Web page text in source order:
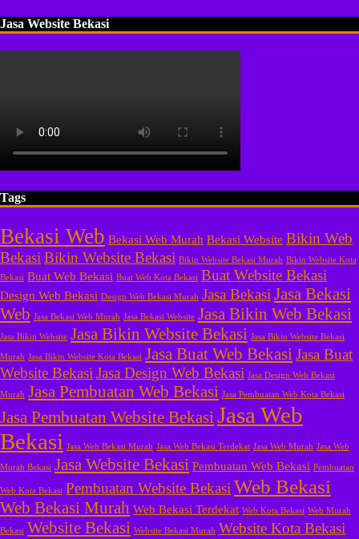
Jasa Website Bekasi
Tags
Bekasi Web Bekasi Web Murah Bekasi Website Bikin Web
BekasiBikin Website Bekasi Bikin Website Bekasi Murah Bikin Website Kota
Bekasi Buat Web Bekasi Buat Web Kota Bekasi Buat Website Bekasi
Design Web Bekasi Design Web Bekasi Murah Jasa BekasiJasa Bekasi
Web Jasa Bekasi Web Murah Jasa Bekasi Website Jasa Bikin Web Bekasi
Jasa Bikin Website Jasa Bikin Website Bekasi Jasa Bikin Website Bekasi
Murah Jasa Bikin Website Kota Bekasi Jasa Buat Web BekasiJasa Buat
Website BekasiJasa Design Web Bekasi Jasa Design Web Bekasi
Murah Jasa Pembuatan Web Bekasi Jasa Pembuatan Web Kota Bekasi
Jasa Pembuatan Website BekasiJasa Web
Bekasi Jasa Web Bekasi Murah Jasa Web Bekasi Terdekat Jasa Web Murah Jasa Web
Murah Bekasi Jasa Website Bekasi Pembuatan Web Bekasi Pembuatan
Web Kota Bekasi Pembuatan Website BekasiWeb Bekasi
Web Bekasi Murah Web Bekasi Terdekat Web Kota Bekasi Web Murah
Bekasi Website Bekasi Website Bekasi Murah Website Kota Bekasi